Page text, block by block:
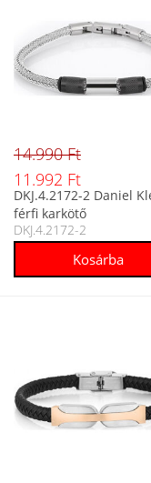
14.990 Ft
11.992 Ft
DKJ.4.2172-2 Daniel
férfi karkötő
DKJ.4.2172-2